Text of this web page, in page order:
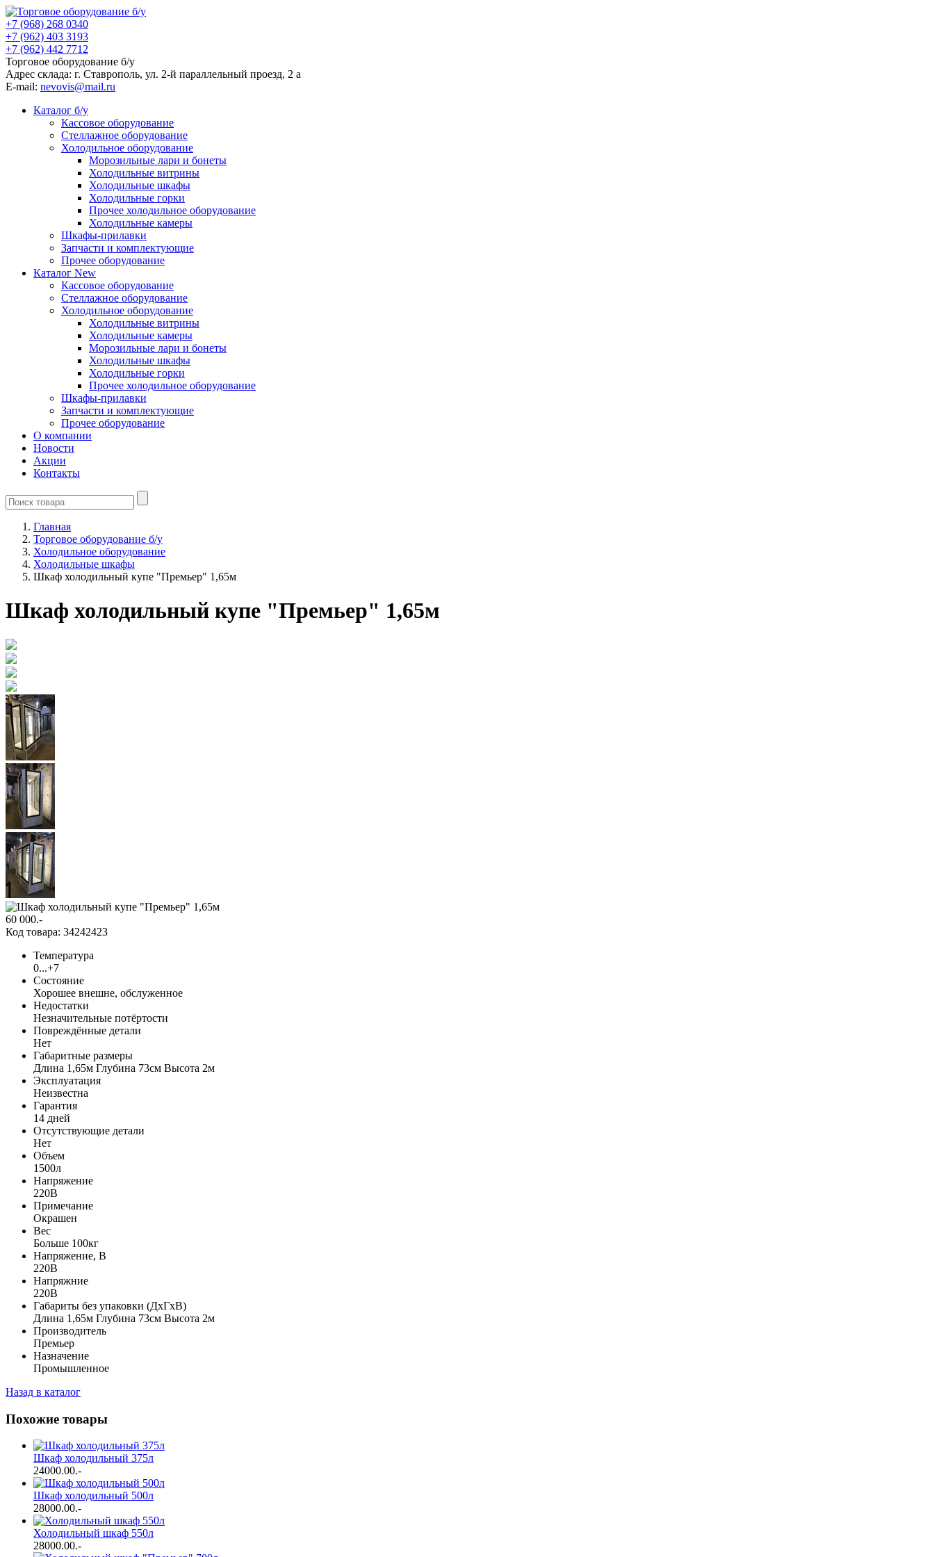
+7 (968) 268 0340
+7 (962) 403 3193
+7 (962) 442 7712
Торговое оборудование б/у
Адрес склада: г. Ставрополь, ул. 2-й параллельный проезд, 2 a
E-mail: nevovis@mail.ru
Каталог б/у
Кассовое оборудование
Стеллажное оборудование
Холодильное оборудование
Морозильные лари и бонеты
Холодильные витрины
Холодильные шкафы
Холодильные горки
Прочее холодильное оборудование
Холодильные камеры
Шкафы-прилавки
Запчасти и комплектующие
Прочее оборудование
Каталог New
Кассовое оборудование
Стеллажное оборудование
Холодильное оборудование
Холодильные витрины
Холодильные камеры
Морозильные лари и бонеты
Холодильные шкафы
Холодильные горки
Прочее холодильное оборудование
Шкафы-прилавки
Запчасти и комплектующие
Прочее оборудование
О компании
Новости
Акции
Контакты
Главная
Торговое оборудование б/у
Холодильное оборудование
Холодильные шкафы
Шкаф холодильный купе "Премьер" 1,65м
Шкаф холодильный купе "Премьер" 1,65м
60 000.-
Код товара: 34242423
Температура
0...+7
Состояние
Хорошее внешне, обслуженное
Недостатки
Незначительные потёртости
Повреждённые детали
Нет
Габаритные размеры
Длина 1,65м Глубина 73см Высота 2м
Эксплуатация
Неизвестна
Гарантия
14 дней
Отсутствующие детали
Нет
Объем
1500л
Напряжение
220В
Примечание
Окрашен
Вес
Больше 100кг
Напряжение, В
220В
Напряжние
220В
Габариты без упаковки (ДхГхВ)
Длина 1,65м Глубина 73см Высота 2м
Производитель
Премьер
Назначение
Промышленное
Назад в каталог
Похожие товары
Шкаф холодильный 375л
24000.00.-
Шкаф холодильный 500л
28000.00.-
Холодильный шкаф 550л
28000.00.-